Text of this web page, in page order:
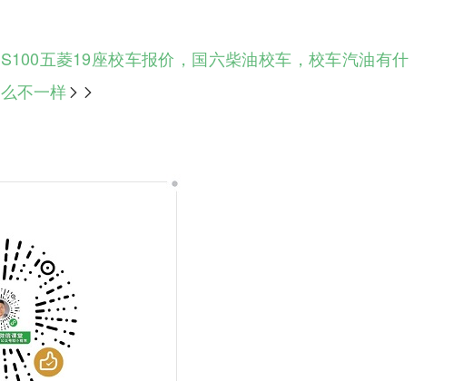
S100五菱19座校车报价，国六柴油校车，校车汽油有什
么不一样 